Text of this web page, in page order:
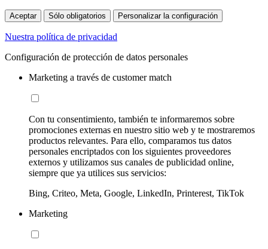
Aceptar Sólo obligatorios Personalizar la configuración
Nuestra política de privacidad
Configuración de protección de datos personales
Marketing a través de customer match
Con tu consentimiento, también te informaremos sobre
promociones externas en nuestro sitio web y te mostraremos
productos relevantes. Para ello, comparamos tus datos
personales encriptados con los siguientes proveedores
externos y utilizamos sus canales de publicidad online,
siempre que ya utilices sus servicios:
Bing, Criteo, Meta, Google, LinkedIn, Printerest, TikTok
Marketing